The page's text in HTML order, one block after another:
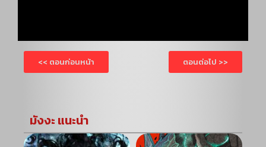
<< ตอนก่อนหน้า ตอนต่อไป >>
มังงะ แนะนำ